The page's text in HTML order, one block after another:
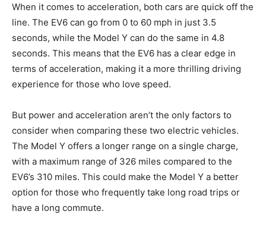
When it comes to acceleration, both cars are quick off the
line. The EV6 can go from 0 to 60 mph ⁤in just 3.5
seconds, while the Model Y ‍can ⁢do the same in⁢ 4.8⁤
seconds. This means that the EV6 has⁢ a clear edge in
terms of acceleration, making it a​ more⁢ thrilling driving
experience for‍ those who love speed.
But power and acceleration aren’t​ the ‍only factors to
consider when comparing these‌ two electric‍ vehicles.
The Model Y ​offers a longer ‌range on a single charge,
with a maximum range of 326 miles compared to the
EV6’s 310 ‍miles. This could ⁤make the Model Y a better
option for those who frequently take ⁣long road trips or
have a⁤ long commute.